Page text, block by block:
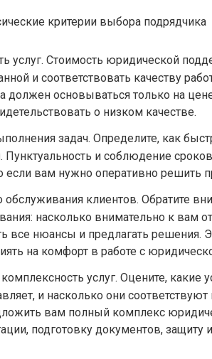
критерии выбора подрядчика
услуг. Стоимость юридической
и соответствовать качеству
должен основываться только на
о низком качестве.
задач. Определите, как
Пунктуальность и соблюдение
если вам нужно оперативно решить
обслуживания клиентов. Обратите
насколько внимательно к вам
все нюансы и предлагать решения.
на комфорт в работе с
услуг. Оцените, какие
и насколько они
вам полный комплекс
подготовку документов, защиту